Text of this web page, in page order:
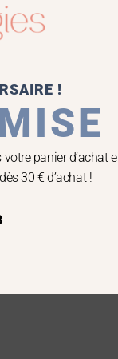
Bougies Parfumées
parfumée
– Contenant
!
panier d’achat
30 € d’achat !